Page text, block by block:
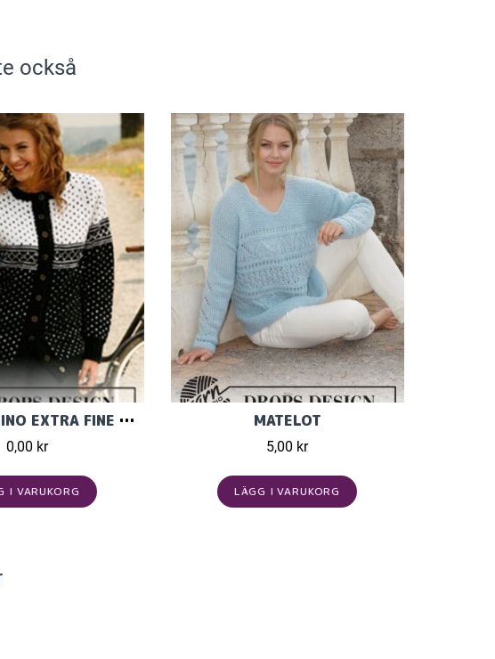
också
KOFTA I MERINO EXTRA FINE 13137
0,00 kr
I VARUKORG
MATELOT
5,00 kr
LÄGG I VARUKORG